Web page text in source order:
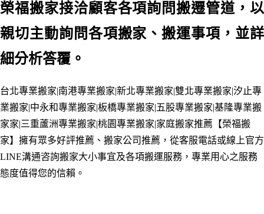
榮福搬家接洽顧客各項詢問搬遷管道，以
親切主動詢問各項搬家 、搬運事項，並詳
細分析答覆。
台北專業搬家|南港專業搬家|新北專業搬家|雙北專業搬家|汐止專
業搬家|中永和專業搬家|板橋專業搬家|五股專業搬家|基隆專業搬
家家|三重蘆洲專業搬家|桃園專業搬家|家庭搬家推薦 【榮福搬
家】擁有眾多好評推薦、搬家公司推薦，從客服電話或線上官方
LINE溝通咨詢搬家大小事宜及各項搬運服務， 專業用心之服務
態度值得您的信賴。